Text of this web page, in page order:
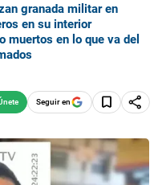
granada militar en
en su interior
muertos en lo que va del
Seguir en